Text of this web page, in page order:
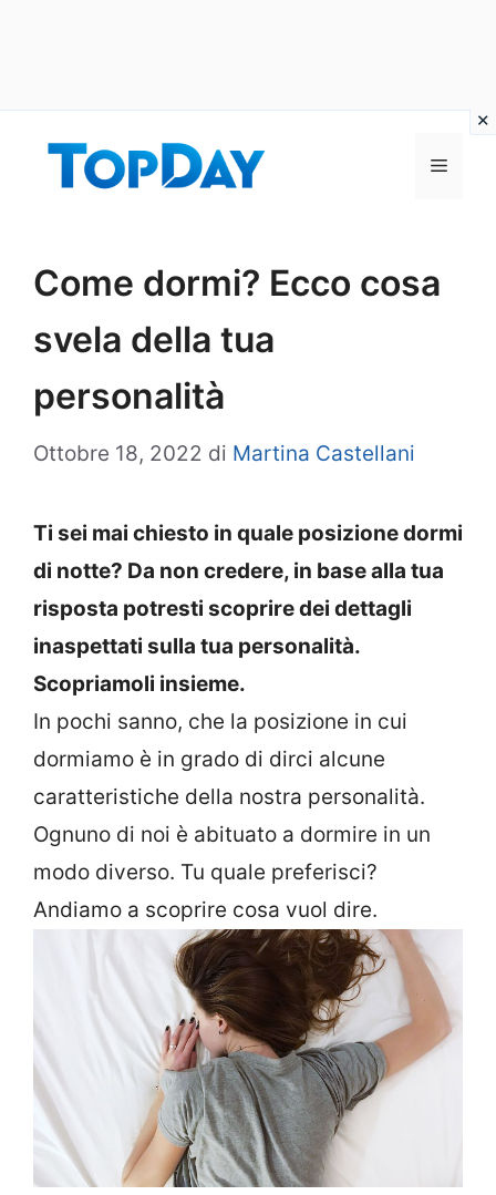
Menu
Come dormi? Ecco cosa
svela della tua
personalità
Ottobre 18, 2022 di Martina Castellani
Ti sei mai chiesto in quale posizione dormi
di notte? Da non credere, in base alla tua
risposta potresti scoprire dei dettagli
inaspettati sulla tua personalità.
Scopriamoli insieme.
In pochi sanno, che la posizione in cui
dormiamo è in grado di dirci alcune
caratteristiche della nostra personalità.
Ognuno di noi è abituato a dormire in un
modo diverso. Tu quale preferisci?
Andiamo a scoprire cosa vuol dire.